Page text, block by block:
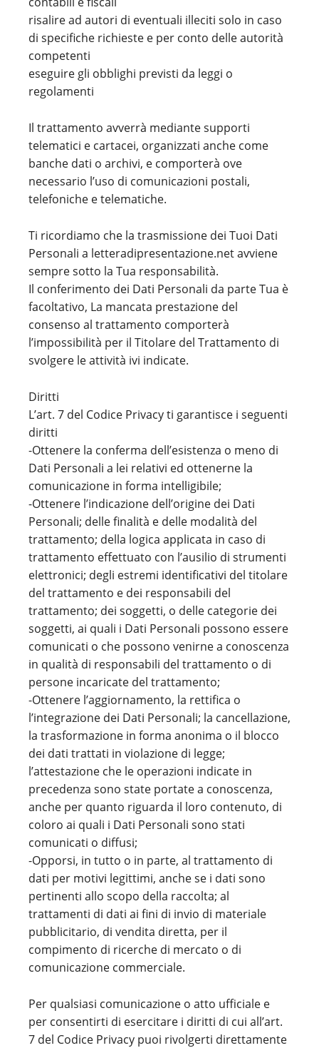
risalire ad autori di eventuali illeciti solo in caso
di specifiche richieste e per conto delle autorità
competenti
eseguire gli obblighi previsti da leggi o
regolamenti
Il trattamento avverrà mediante supporti
telematici e cartacei, organizzati anche come
banche dati o archivi, e comporterà ove
necessario l’uso di comunicazioni postali,
telefoniche e telematiche.
Ti ricordiamo che la trasmissione dei Tuoi Dati
Personali a letteradipresentazione.net avviene
sempre sotto la Tua responsabilità.
Il conferimento dei Dati Personali da parte Tua è
facoltativo, La mancata prestazione del
consenso al trattamento comporterà
l’impossibilità per il Titolare del Trattamento di
svolgere le attività ivi indicate.
Diritti
L’art. 7 del Codice Privacy ti garantisce i seguenti
diritti
-Ottenere la conferma dell’esistenza o meno di
Dati Personali a lei relativi ed ottenerne la
comunicazione in forma intelligibile;
-Ottenere l’indicazione dell’origine dei Dati
Personali; delle finalità e delle modalità del
trattamento; della logica applicata in caso di
trattamento effettuato con l’ausilio di strumenti
elettronici; degli estremi identificativi del titolare
del trattamento e dei responsabili del
trattamento; dei soggetti, o delle categorie dei
soggetti, ai quali i Dati Personali possono essere
comunicati o che possono venirne a conoscenza
in qualità di responsabili del trattamento o di
persone incaricate del trattamento;
-Ottenere l’aggiornamento, la rettifica o
l’integrazione dei Dati Personali; la cancellazione,
la trasformazione in forma anonima o il blocco
dei dati trattati in violazione di legge;
l’attestazione che le operazioni indicate in
precedenza sono state portate a conoscenza,
anche per quanto riguarda il loro contenuto, di
coloro ai quali i Dati Personali sono stati
comunicati o diffusi;
-Opporsi, in tutto o in parte, al trattamento di
dati per motivi legittimi, anche se i dati sono
pertinenti allo scopo della raccolta; al
trattamenti di dati ai fini di invio di materiale
pubblicitario, di vendita diretta, per il
compimento di ricerche di mercato o di
comunicazione commerciale.
Per qualsiasi comunicazione o atto ufficiale e
per consentirti di esercitare i diritti di cui all’art.
7 del Codice Privacy puoi rivolgerti direttamente